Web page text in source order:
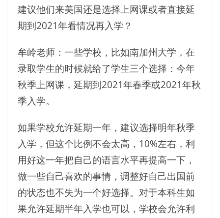
建议他们来美国还是选择上网课或者直接延
期到2021年看情况再入学？
牟岭老师：一些学校，比如南加州大学，在
录取学生的时候就给了学生三个选择：今年
秋季上网课，延期到2021年春季或2021年秋
季入学。
如果学校允许延期一年，建议选择明年秋季
入学，但这个比例不会太高，10%左右，利
用好这一年把自己的语言水平再提高一下，
做一些自己喜欢的事情，调整好自己出国前
的状态也不失为一个好选择。对于本科生如
果允许延期半年入学也可以，学校会允许利